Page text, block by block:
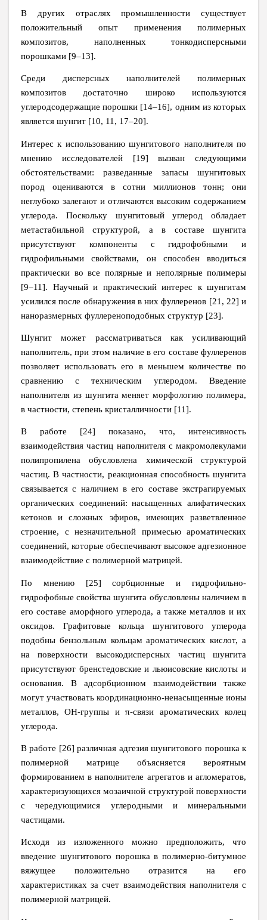
В других отраслях промышленности существует
положительный опыт применения полимерных
композитов, наполненных тонкодисперсными
порошками [9–13].
Среди дисперсных наполнителей полимерных
композитов достаточно широко используются
углеродсодержащие порошки [14–16], одним из которых
является шунгит [10, 11, 17–20].
Интерес к использованию шунгитового наполнителя по
мнению исследователей [19] вызван следующими
обстоятельствами: разведанные запасы шунгитовых
пород оцениваются в сотни миллионов тонн; они
неглубоко залегают и отличаются высоким содержанием
углерода. Поскольку шунгитовый углерод обладает
метастабильной структурой, а в составе шунгита
присутствуют компоненты с гидрофобными и
гидрофильными свойствами, он способен вводиться
практически во все полярные и неполярные полимеры
[9–11]. Научный и практический интерес к шунгитам
усилился после обнаружения в них фуллеренов [21, 22] и
наноразмерных фуллереноподобных структур [23].
Шунгит может рассматриваться как усиливающий
наполнитель, при этом наличие в его составе фуллеренов
позволяет использовать его в меньшем количестве по
сравнению с техническим углеродом. Введение
наполнителя из шунгита меняет морфологию полимера,
в частности, степень кристалличности [11].
В работе [24] показано, что, интенсивность
взаимодействия частиц наполнителя с макромолекулами
полипропилена обусловлена химической структурой
частиц. В частности, реакционная способность шунгита
связывается с наличием в его составе экстрагируемых
органических соединений: насыщенных алифатических
кетонов и сложных эфиров, имеющих разветвленное
строение, с незначительной примесью ароматических
соединений, которые обеспечивают высокое адгезионное
взаимодействие с полимерной матрицей.
По мнению [25] сорбционные и гидрофильно-
гидрофобные свойства шунгита обусловлены наличием в
его составе аморфного углерода, а также металлов и их
оксидов. Графитовые кольца шунгитового углерода
подобны бензольным кольцам ароматических кислот, а
на поверхности высокодисперсных частиц шунгита
присутствуют бренстедовские и льюисовские кислоты и
основания. В адсорбционном взаимодействии также
могут участвовать координационно-ненасыщенные ионы
металлов, OH-группы и π-связи ароматических колец
углерода.
В работе [26] различная адгезия шунгитового порошка к
полимерной матрице объясняется вероятным
формированием в наполнителе агрегатов и агломератов,
характеризующихся мозаичной структурой поверхности
с чередующимися углеродными и минеральными
частицами.
Исходя из изложенного можно предположить, что
введение шунгитового порошка в полимерно-битумное
вяжущее положительно отразится на его
характеристиках за счет взаимодействия наполнителя с
полимерной матрицей.